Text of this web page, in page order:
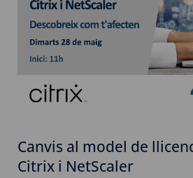
Canvis al model de
Citrix i NetScaler